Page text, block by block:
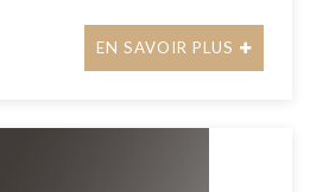
EN SAVOIR PLUS